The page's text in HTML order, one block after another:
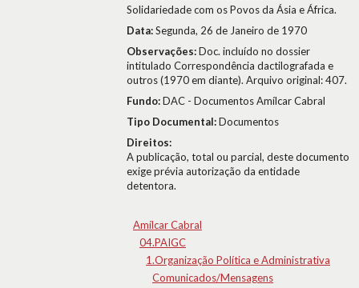
Solidariedade com os Povos da Ásia e África.
Data:Segunda, 26 de Janeiro de 1970
Observações:Doc. incluído no dossier
intitulado Correspondência dactilografada e
outros (1970 em diante). Arquivo original: 407.
Fundo:DAC - Documentos Amílcar Cabral
Tipo Documental:Documentos
Direitos:
A publicação, total ou parcial, deste documento
exige prévia autorização da entidade
detentora.
Amílcar Cabral
04.PAIGC
1.Organização Política e Administrativa
Comunicados/Mensagens